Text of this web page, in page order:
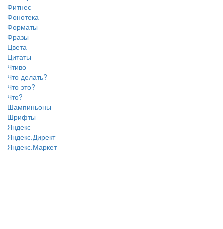
Фитнес
Фонотека
Форматы
Фразы
Цвета
Цитаты
Чтиво
Что делать?
Что это?
Что?
Шампиньоны
Шрифты
Яндекс
Яндекс.Директ
Яндекс.Маркет